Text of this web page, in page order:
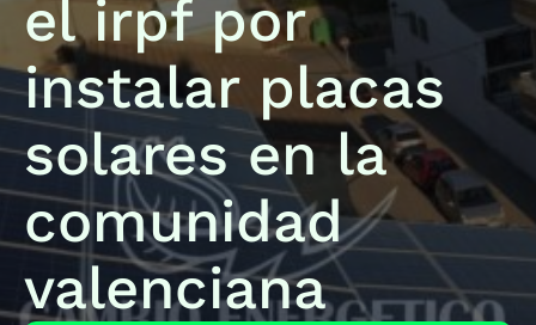
el irpf por
instalar placas
solares en la
comunidad
valenciana